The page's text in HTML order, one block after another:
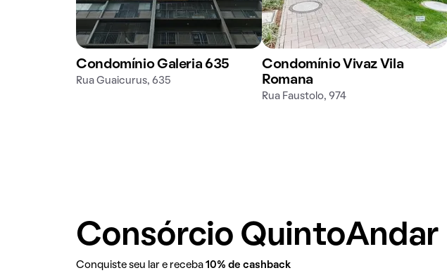
Condomínio Galeria 635
Rua Guaicurus, 635
Condomínio Vivaz Vila
Romana
Rua Faustolo, 974
Consórcio QuintoAndar
Conquiste seu lar e receba 10% de cashback